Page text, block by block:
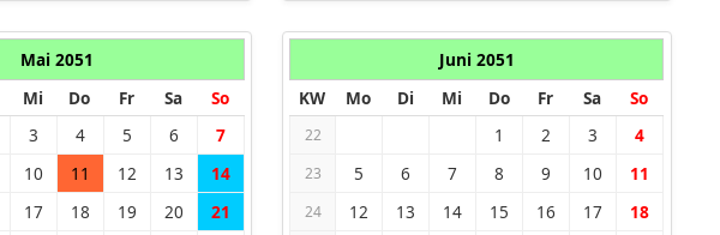
Mai 2051
Mi Do Fr Sa So
3 4 5 6 7
10 11 12 13 14
17 18 19 20 21
Juni 2051
KW
Mo Di Mi Do Fr Sa So
22 1 2 3 4
23 5 6 7 8 9 10 11
24 12 13 14 15 16 17 18